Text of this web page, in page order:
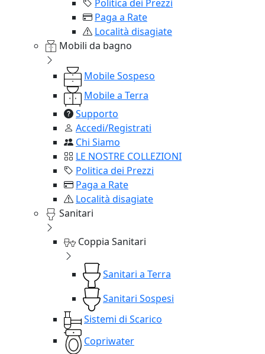
Politica dei Prezzi
Paga a Rate
Località disagiate
Mobili da bagno
Mobile Sospeso
Mobile a Terra
Supporto
Accedi/Registrati
Chi Siamo
LE NOSTRE COLLEZIONI
Politica dei Prezzi
Paga a Rate
Località disagiate
Sanitari
Coppia Sanitari
Sanitari a Terra
Sanitari Sospesi
Sistemi di Scarico
Copriwater